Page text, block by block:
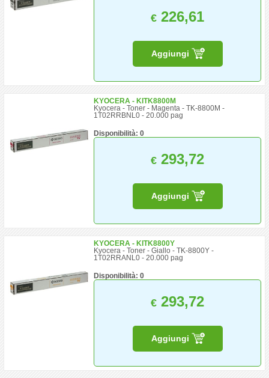
€ 226,61
Aggiungi
KYOCERA - KITK8800M
Kyocera - Toner - Magenta - TK-8800M -
1T02RRBNL0 - 20.000 pag
Disponibilità: 0
€ 293,72
Aggiungi
KYOCERA - KITK8800Y
Kyocera - Toner - Giallo - TK-8800Y -
1T02RRANL0 - 20.000 pag
Disponibilità: 0
€ 293,72
Aggiungi